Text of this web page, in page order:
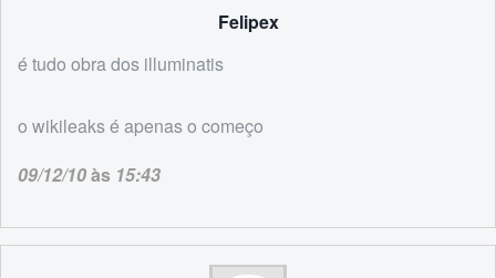
Felipex
é tudo obra dos illuminatis
o wikileaks é apenas o começo
09/12/10às 15:43